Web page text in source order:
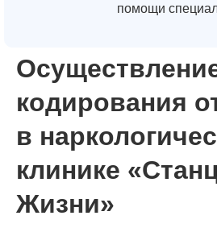
помощи
кодирования
в
клинике
Жизни»